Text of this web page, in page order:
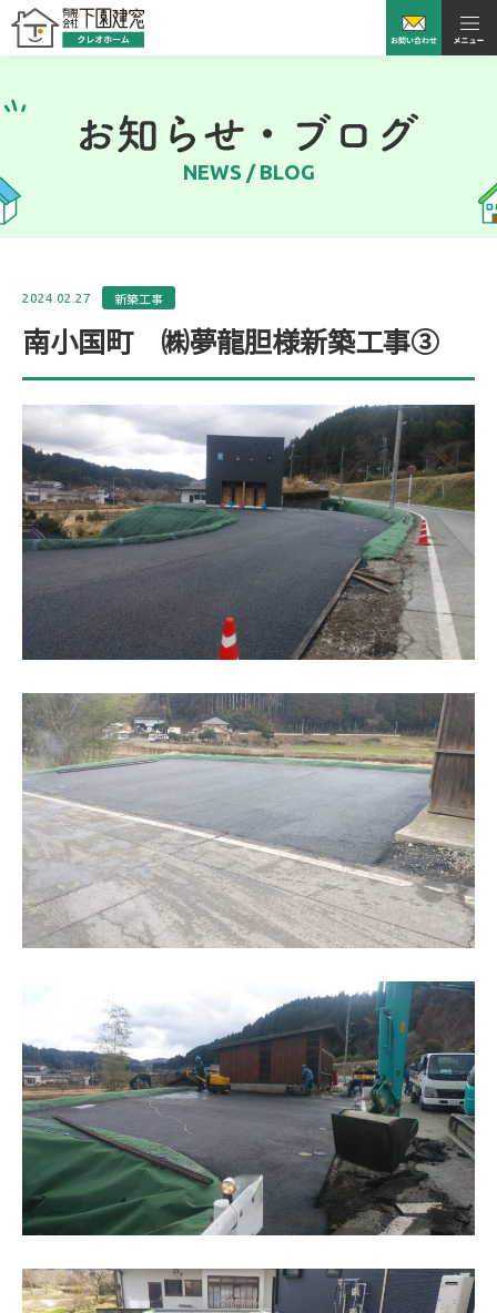
NEWS / BLOG
2024.02.27 新築工事
南小国町 ㈱夢龍胆様新築工事③